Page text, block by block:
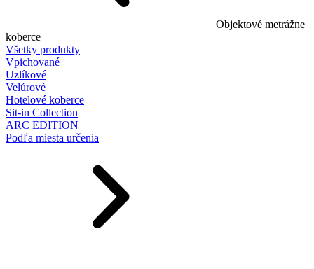
Objektové metrážne
koberce
Všetky produkty
Vpichované
Uzlíkové
Velúrové
Hotelové koberce
Sit-in Collection
ARC EDITION
Podľa miesta určenia